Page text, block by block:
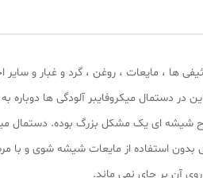
( کششی ) خود کثیفی ها ، مایعات ، روغن ، گرد و غبار و
دستمال میکروفایبر آلودگی ها دوباره
شیشه ای یک مشکل بزرگ بوده. دستمال
بدون استفاده از مایعات شیشه شوی و با
آن بر جای نمی ماند.